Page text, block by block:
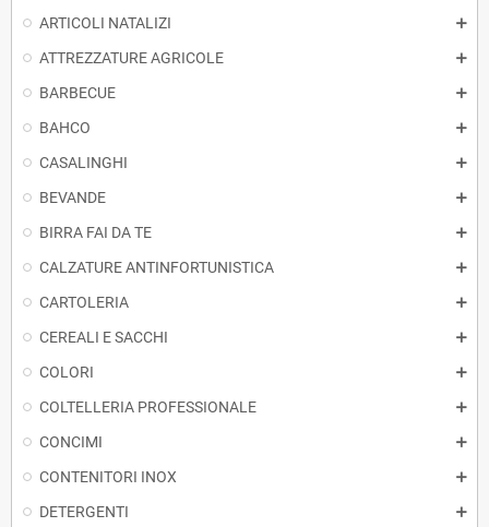
ARTICOLI NATALIZI
ATTREZZATURE AGRICOLE
BARBECUE
BAHCO
CASALINGHI
BEVANDE
BIRRA FAI DA TE
CALZATURE ANTINFORTUNISTICA
CARTOLERIA
CEREALI E SACCHI
COLORI
COLTELLERIA PROFESSIONALE
CONCIMI
CONTENITORI INOX
DETERGENTI